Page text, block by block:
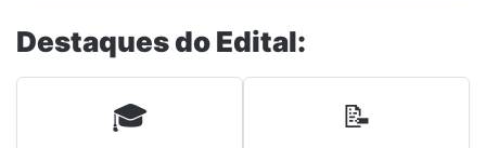
Destaques do Edital:
🎓 📝